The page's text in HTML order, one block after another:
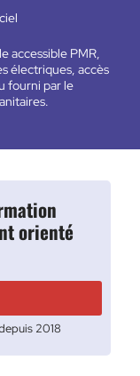
accessible PMR,
électriques, accès
fourni par le
orienté
2018